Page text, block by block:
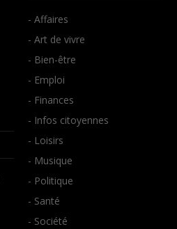
- Affaires
- Art de vivre
- Bien-être
- Emploi
- Finances
- Infos citoyennes
- Loisirs
- Musique
- Politique
- Santé
- Société